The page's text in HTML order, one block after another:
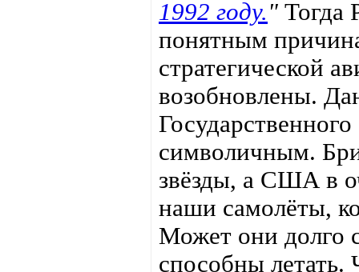
1992 году. " Тогда
понятным
стратегической
возобновлены.
символичным.
звёзды, а США в
наши самолёты,
Может они долго
способны летать.